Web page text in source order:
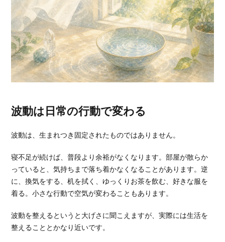
波動は日常の行動で変わる
波動は、生まれつき固定されたものではありません。
寝不足が続けば、普段より余裕がなくなります。部屋が散らか
っていると、気持ちまで落ち着かなくなることがあります。逆
に、換気をする、机を拭く、ゆっくりお茶を飲む、好きな服を
着る。小さな行動で空気が変わることもあります。
波動を整えるというと大げさに聞こえますが、実際には生活を
整えることとかなり近いです。